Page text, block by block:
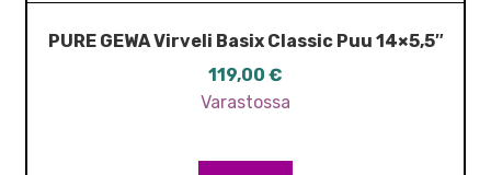
PURE GEWA Virveli Basix Classic Puu 14×5,5″
119,00 €
Varastossa